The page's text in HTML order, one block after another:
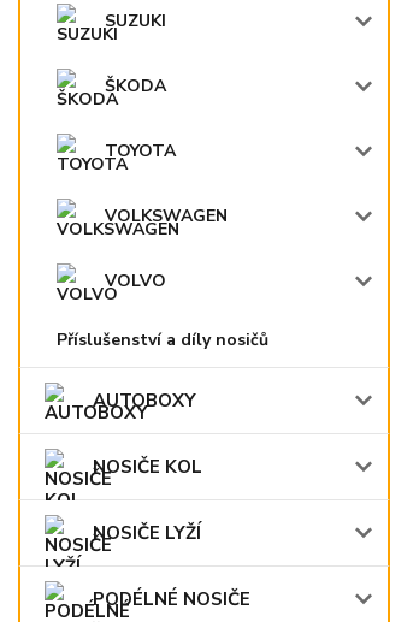
SUZUKI
ŠKODA
TOYOTA
VOLKSWAGEN
VOLVO
Příslušenství a díly nosičů
AUTOBOXY
NOSIČE KOL
NOSIČE LYŽÍ
PODÉLNÉ NOSIČE